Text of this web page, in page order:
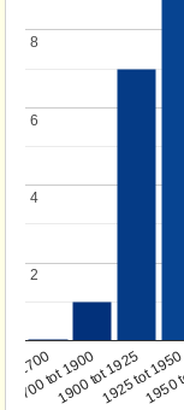
1700
1700 tot 1900
1900 tot 19251925 tot 1950
2
2
4
4
6
6
8
8